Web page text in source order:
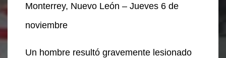
Monterrey, Nuevo León – Jueves 6 de
noviembre
Un hombre resultó gravemente lesionado